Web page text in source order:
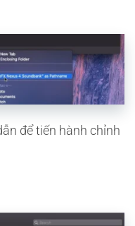
để tiến hành chỉnh